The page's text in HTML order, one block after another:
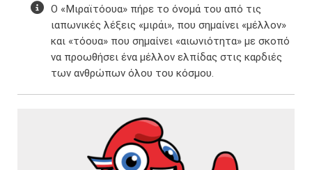
Ο «Μιραϊτόουα» πήρε το όνομά του από τις
ιαπωνικές λέξεις «μιράι», που σημαίνει «μέλλον»
και «τόουα» που σημαίνει «αιωνιότητα» με σκοπό
να προωθήσει ένα μέλλον ελπίδας στις καρδιές
των ανθρώπων όλου του κόσμου.